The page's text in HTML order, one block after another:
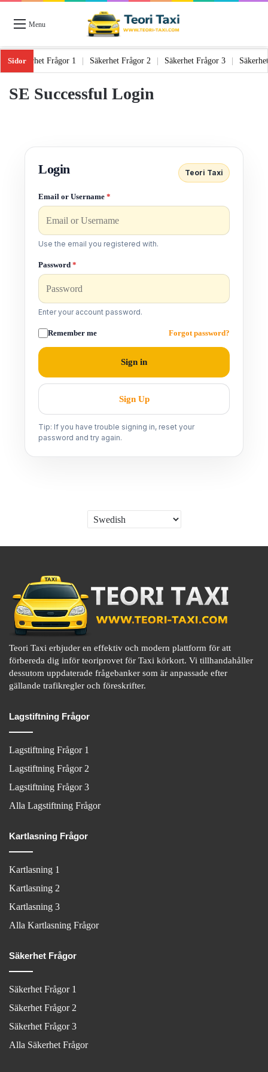
Menu
Sidor
6 | Säkerhet Frågor 1 | Säkerhet Frågor 2 | Säkerhet Frågor 3 |
SE Successful Login
Login Teori Taxi
Email or Username *
Use the email you registered with.
Password *
Enter your account password.
Remember me Forgot password?
Sign in
Sign Up
Tip: If you have trouble signing in, reset your
password and try again.
Teori Taxi erbjuder en effektiv och modern plattform för att
förbereda dig inför teoriprovet för Taxi körkort. Vi tillhandahåller
dessutom uppdaterade frågebanker som är anpassade efter
gällande trafikregler och föreskrifter.
Lagstiftning Frågor
Lagstiftning Frågor 1
Lagstiftning Frågor 2
Lagstiftning Frågor 3
Alla Lagstiftning Frågor
Kartlasning Frågor
Kartlasning 1
Kartlasning 2
Kartlasning 3
Alla Kartlasning Frågor
Säkerhet Frågor
Säkerhet Frågor 1
Säkerhet Frågor 2
Säkerhet Frågor 3
Alla Säkerhet Frågor